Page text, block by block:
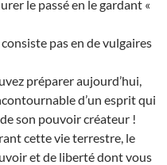
le passé en le gardant «
pas en de vulgaires
préparer aujourd’hui,
d’un esprit qui
son pouvoir créateur !
cette vie terrestre, le
et de liberté dont vous